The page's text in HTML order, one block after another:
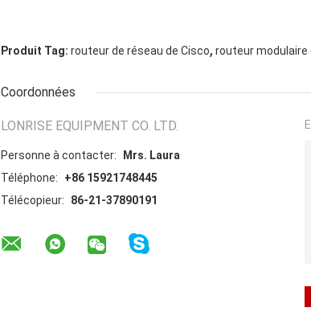
Produit Tag: routeur de réseau de Cisco, routeur modulaire
Coordonnées
LONRISE EQUIPMENT CO. LTD.
Personne à contacter:
Mrs. Laura
Téléphone:
+86 15921748445
Télécopieur:
86-21-37890191